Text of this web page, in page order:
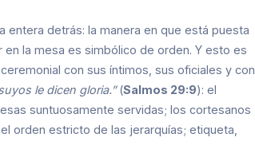
entera detrás: la manera en que está puesta
la mesa es simbólico de orden. Y esto es
con sus íntimos, sus oficiales y con
le dicen gloria.”(Salmos 29:9): el
suntuosamente servidas; los cortesanos
orden estricto de las jerarquías; etiqueta,